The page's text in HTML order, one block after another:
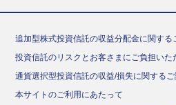
追加型株式投資信託の収益分配金に関する
投資信託のリスクとお客さまにご負担いた
通貨選択型投資信託の収益/損失に関するご
本サイトのご利用にあたって